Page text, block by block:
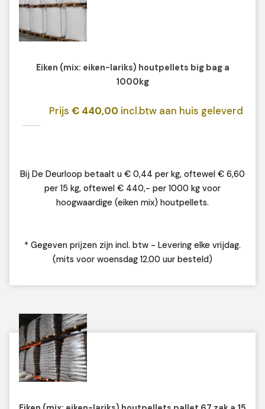
Eiken (mix: eiken-lariks) houtpellets big bag a
1000kg
Prijs € 440,00 incl.btw aan huis geleverd
Bij De Deurloop betaalt u € 0,44 per kg, oftewel € 6,60
per 15 kg, oftewel € 440,- per 1000 kg voor
hoogwaardige (eiken mix) houtpellets.
* Gegeven prijzen zijn incl. btw - Levering elke vrijdag.
(mits voor woensdag 12.00 uur besteld)